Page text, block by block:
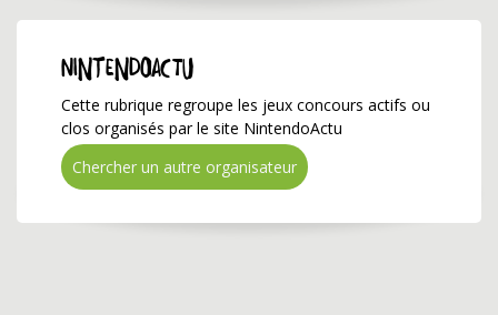
NintendoActu
Cette rubrique regroupe les jeux concours actifs ou
clos organisés par le site NintendoActu
Chercher un autre organisateur